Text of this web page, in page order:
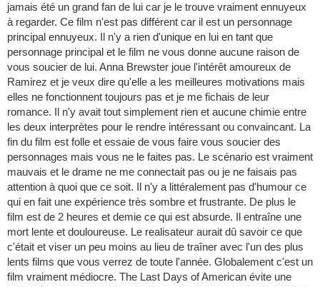
jamais été un grand fan de lui car je le trouve vraiment ennuyeux
à regarder. Ce film n'est pas différent car il est un personnage
principal ennuyeux. Il n'y a rien d'unique en lui en tant que
personnage principal et le film ne vous donne aucune raison de
vous soucier de lui. Anna Brewster joue l'intérêt amoureux de
Ramirez et je veux dire qu'elle a les meilleures motivations mais
elles ne fonctionnent toujours pas et je me fichais de leur
romance. Il n'y avait tout simplement rien et aucune chimie entre
les deux interprètes pour le rendre intéressant ou convaincant. La
fin du film est folle et essaie de vous faire vous soucier des
personnages mais vous ne le faites pas. Le scénario est vraiment
mauvais et le drame ne me connectait pas ou je ne faisais pas
attention à quoi que ce soit. Il n'y a littéralement pas d'humour ce
qui en fait une expérience très sombre et frustrante. De plus le
film est de 2 heures et demie ce qui est absurde. Il entraîne une
mort lente et douloureuse. Le realisateur aurait dû savoir ce que
c'était et viser un peu moins au lieu de traîner avec l'un des plus
lents films que vous verrez de toute l'année. Globalement c'est un
film vraiment médiocre. The Last Days of American évite une